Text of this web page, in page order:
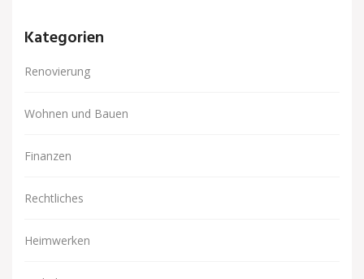
Kategorien
Renovierung
Wohnen und Bauen
Finanzen
Rechtliches
Heimwerken